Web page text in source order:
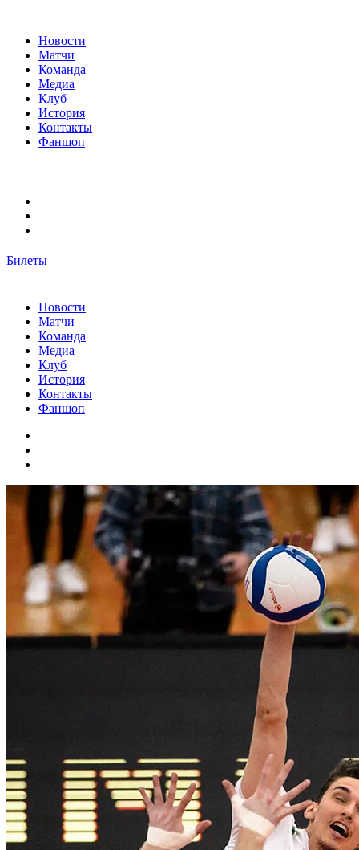
Новости
Матчи
Команда
Медиа
Клуб
История
Контакты
Фаншоп
Билеты
Новости
Матчи
Команда
Медиа
Клуб
История
Контакты
Фаншоп